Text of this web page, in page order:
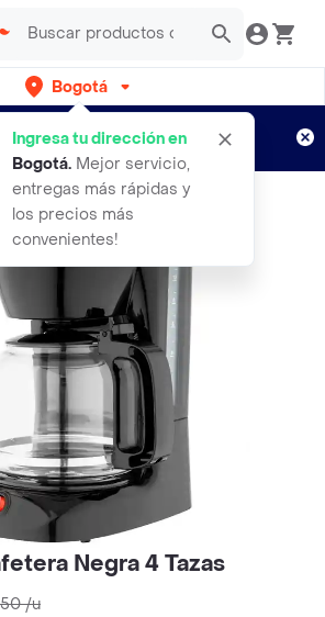
Bogotá
Ingresa tu dirección en
Bogotá. Mejor servicio,
entregas más rápidas y
los precios más
convenientes!
gratis por semanas
Aplican TyC
Negra 4 Tazas
/u